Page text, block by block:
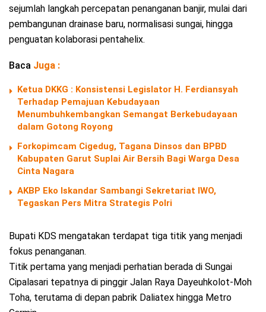
sejumlah langkah percepatan penanganan banjir, mulai dari
pembangunan drainase baru, normalisasi sungai, hingga
penguatan kolaborasi pentahelix.
Baca Juga :
Ketua DKKG : Konsistensi Legislator H. Ferdiansyah
Terhadap Pemajuan Kebudayaan
Menumbuhkembangkan Semangat Berkebudayaan
dalam Gotong Royong
Forkopimcam Cigedug, Tagana Dinsos dan BPBD
Kabupaten Garut Suplai Air Bersih Bagi Warga Desa
Cinta Nagara
AKBP Eko Iskandar Sambangi Sekretariat IWO,
Tegaskan Pers Mitra Strategis Polri
Bupati KDS mengatakan terdapat tiga titik yang menjadi
fokus penanganan.
Titik pertama yang menjadi perhatian berada di Sungai
Cipalasari tepatnya di pinggir Jalan Raya Dayeuhkolot-Moh
Toha, terutama di depan pabrik Daliatex hingga Metro